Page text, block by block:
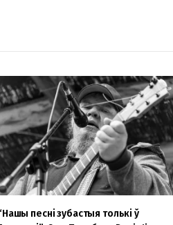
песні зубастыя толькі ў